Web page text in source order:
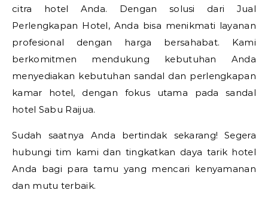
citra hotel Anda. Dengan solusi dari Jual
Perlengkapan Hotel, Anda bisa menikmati layanan
profesional dengan harga bersahabat. Kami
berkomitmen mendukung kebutuhan Anda
menyediakan kebutuhan sandal dan perlengkapan
kamar hotel, dengan fokus utama pada sandal
hotel Sabu Raijua.
Sudah saatnya Anda bertindak sekarang! Segera
hubungi tim kami dan tingkatkan daya tarik hotel
Anda bagi para tamu yang mencari kenyamanan
dan mutu terbaik.